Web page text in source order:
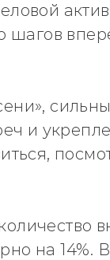
шагов
и
на